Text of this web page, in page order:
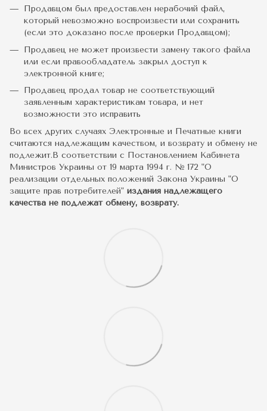
Продавцом был предоставлен нерабочий файл,
который невозможно воспроизвести или сохранить
(если это доказано после проверки Продавцом);
Продавец не может произвести замену такого файла
или если правообладатель закрыл доступ к
электронной книге;
Продавец продал товар не соответствующий
заявленным характеристикам товара, и нет
возможности это исправить
Во всех других случаях Электронные и Печатные книги
считаются надлежащим качеством, и возврату и обмену не
подлежит.В соответствии с Постановлением Кабинета
Министров Украины от 19 марта 1994 г. № 172 "О
реализации отдельных положений Закона Украины "О
защите прав потребителей" издания надлежащего
качества не подлежат обмену, возврату.